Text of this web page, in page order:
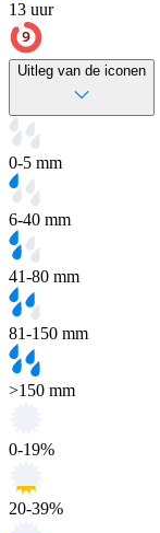
13 uur
Uitleg van de iconen
0-5 mm
6-40 mm
41-80 mm
81-150 mm
>150 mm
0-19%
20-39%